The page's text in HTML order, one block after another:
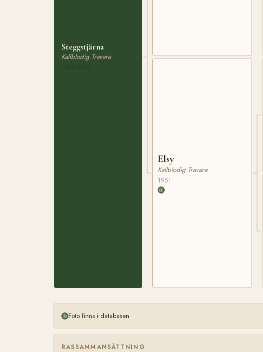
Steggstjärna
Kallblodig Travare
Elsy
Kallblodig Travare
1951
Foto finns i databasen
RASSAMMANSÄTTNING